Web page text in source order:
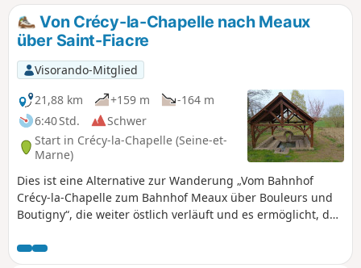
Von Crécy-la-Chapelle nach Meaux
über Saint-Fiacre
Visorando-Mitglied
21,88 km
+159 m
-164 m
6:40 Std.
Schwer
Start in Crécy-la-Chapelle (Seine-et-
Marne)
Dies ist eine Alternative zur Wanderung „Vom Bahnhof
Crécy-la-Chapelle zum Bahnhof Meaux über Bouleurs und
Boutigny“, die weiter östlich verläuft und es ermöglicht, das
Picknickplatz und Restaurant) zu besuchen sowie mehrere